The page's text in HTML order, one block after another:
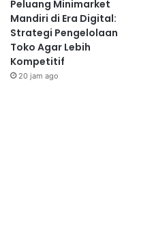
Peluang Minimarket
Mandiri di Era Digital:
Strategi Pengelolaan
Toko Agar Lebih
Kompetitif
20 jam ago